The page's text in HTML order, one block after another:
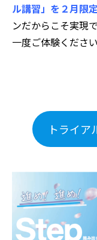
ル講習」を２月限
ンだからこそ実現
一度ご体験ください
トライ